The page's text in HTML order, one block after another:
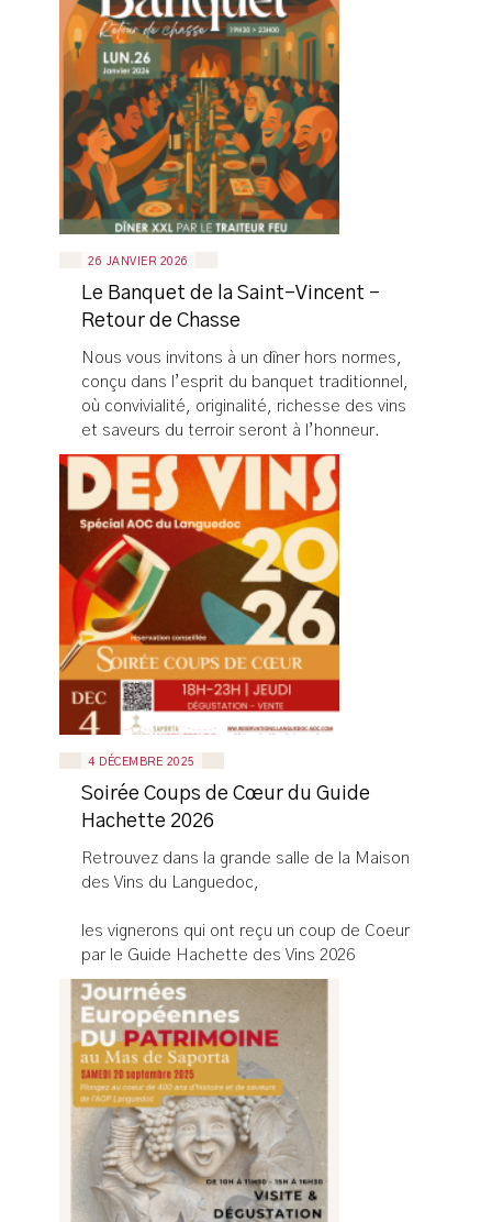
26 JANVIER 2026
Le Banquet de la Saint-Vincent -
Retour de Chasse
Nous vous invitons à un dîner hors normes,
conçu dans l’esprit du banquet traditionnel,
où convivialité, originalité, richesse des vins
et saveurs du terroir seront à l’honneur.
4 DÉCEMBRE 2025
Soirée Coups de Cœur du Guide
Hachette 2026
Retrouvez dans la grande salle de la Maison
des Vins du Languedoc,
les vignerons qui ont reçu un coup de Coeur
par le Guide Hachette des Vins 2026